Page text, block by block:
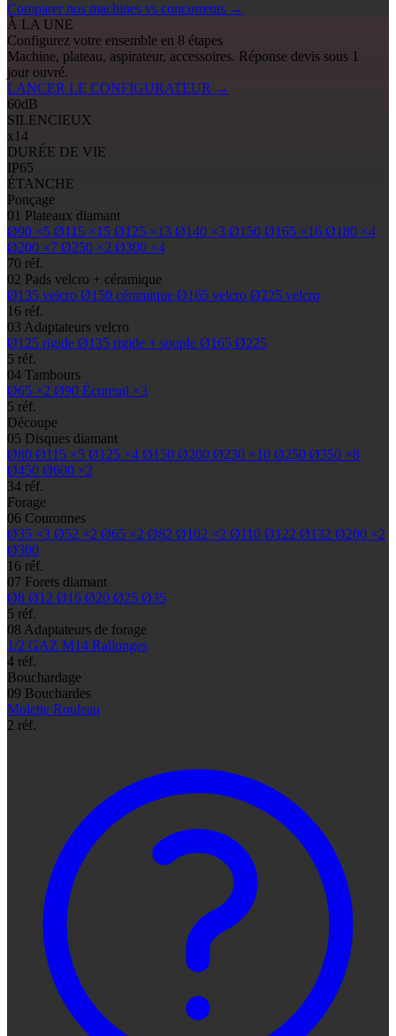
Comparer nos machines vs concurrents →
À LA UNE
Configurez votre ensemble en 8 étapes
Machine, plateau, aspirateur, accessoires. Réponse devis sous 1
jour ouvré.
LANCER LE CONFIGURATEUR →
60dB
SILENCIEUX
x14
DURÉE DE VIE
IP65
ÉTANCHE
Ponçage
01 Plateaux diamant
Ø90 ×5 Ø115 ×15 Ø125 ×13 Ø140 ×3 Ø150 Ø165 ×16 Ø180 ×4
Ø200 ×7 Ø250 ×2 Ø300 ×4
70 réf.
02 Pads velcro + céramique
Ø135 velcro Ø150 céramique Ø165 velcro Ø225 velcro
16 réf.
03 Adaptateurs velcro
Ø125 rigide Ø135 rigide + souple Ø165 Ø225
5 réf.
04 Tambours
Ø65 ×2 Ø90 Écureuil ×3
5 réf.
Découpe
05 Disques diamant
Ø80 Ø115 ×5 Ø125 ×4 Ø150 Ø200 Ø230 ×10 Ø250 Ø350 ×8
Ø450 Ø600 ×2
34 réf.
Forage
06 Couronnes
Ø35 ×3 Ø52 ×2 Ø65 ×2 Ø82 Ø102 ×2 Ø110 Ø122 Ø132 Ø200 ×2
Ø300
16 réf.
07 Forets diamant
Ø8 Ø12 Ø16 Ø20 Ø25 Ø35
5 réf.
08 Adaptateurs de forage
1/2 GAZ M14 Rallonges
4 réf.
Bouchardage
09 Bouchardes
Molette Rouleau
2 réf.